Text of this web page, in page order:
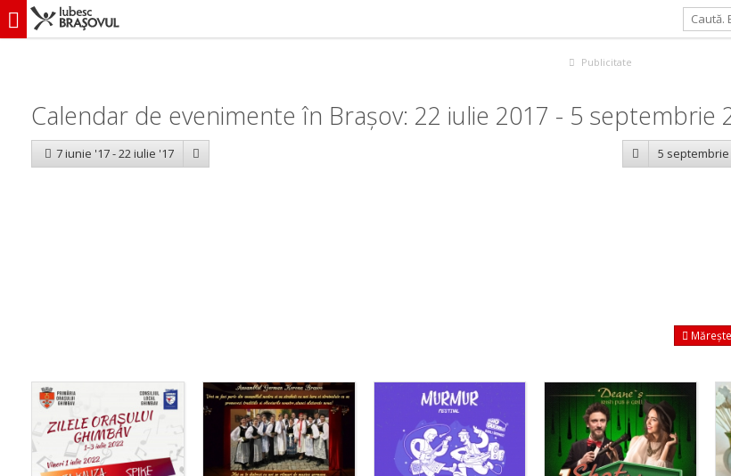
iubescbraşovul.ro
Publicitate
Calendar de evenimente în Brașov: 22 iulie 2017 - 5 septembrie
7 iunie '17 - 22 iulie '17 5 septembrie
Mărește